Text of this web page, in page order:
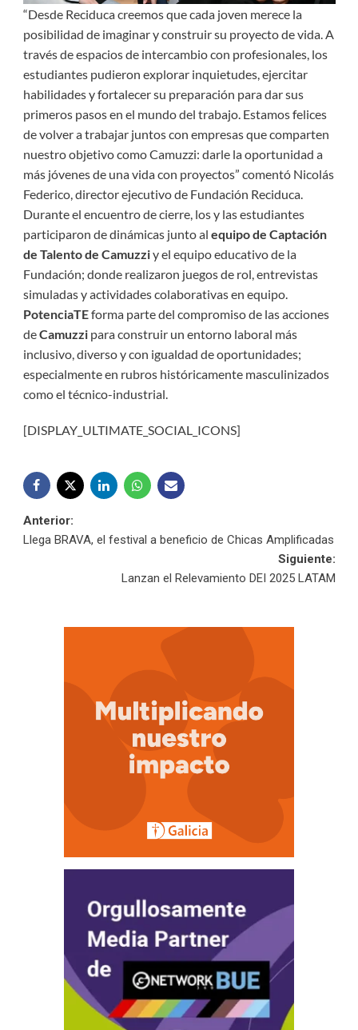
“Desde Reciduca creemos que cada joven merece la
posibilidad de imaginar y construir su proyecto de vida. A
través de espacios de intercambio con profesionales, los
estudiantes pudieron explorar inquietudes, ejercitar
habilidades y fortalecer su preparación para dar sus
primeros pasos en el mundo del trabajo. Estamos felices
de volver a trabajar juntos con empresas que comparten
nuestro objetivo como Camuzzi: darle la oportunidad a
más jóvenes de una vida con proyectos” comentó Nicolás
Federico, director ejecutivo de Fundación Reciduca.
Durante el encuentro de cierre, los y las estudiantes
participaron de dinámicas junto al equipo de Captación
de Talento de Camuzziy el equipo educativo de la
Fundación; donde realizaron juegos de rol, entrevistas
simuladas y actividades colaborativas en equipo.
PotenciaTEforma parte del compromiso de las acciones
deCamuzzipara construir un entorno laboral más
inclusivo, diverso y con igualdad de oportunidades;
especialmente en rubros históricamente masculinizados
como el técnico-industrial.
[DISPLAY_ULTIMATE_SOCIAL_ICONS]
Navegación
Anterior:
Llega BRAVA, el festival a beneficio de Chicas Amplificadas
Siguiente:
Lanzan el Relevamiento DEI 2025 LATAM